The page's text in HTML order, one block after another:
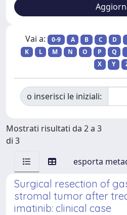
Vai a: 0-9 A B C D
K
L M N O P Q
X
Y
o inserisci le iniziali:
Mostrati risultati da 2 a 3
di 3
esporta
Surgical resection of
stromal tumor after
imatinib: clinical case